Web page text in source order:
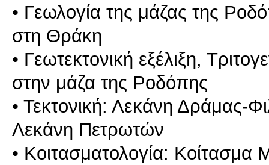
• Γεωλογία της μάζας της
στη Θράκη
• Γεωτεκτονική εξέλιξη,
στην μάζα της Ροδόπης
• Τεκτονική: Λεκάνη
Λεκάνη Πετρωτών
• Κοιτασματολογία: